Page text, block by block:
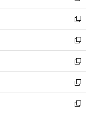
開
く
ウ
で
開
く
ン
ド
ウ
で
開
く
ウ
ィ
ン
ド
ウ
で
開
く
し
い
ウ
ィ
ン
ド
ウ
で
開
く
新
し
い
ウ
ィ
ン
ド
ウ
で
開
新
し
い
ウ
ィ
ン
ド
ウ
新
し
い
ウ
ィ
ン
新
し
い
ウ
新
し